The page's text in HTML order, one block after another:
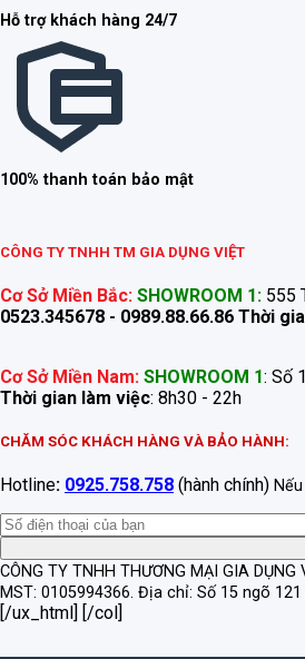
Hỗ trợ khách hàng 24/7
100% thanh toán bảo mật
CÔNG TY TNHH TM GIA DỤNG VIỆT
Cơ Sở Miền Bắc: SHOWROOM 1: 555
0523.345678 - 0989.88.66.86 Thời
Cơ Sở Miền Nam: SHOWROOM 1: Số
Thời gian làm việc: 8h30 - 22h
CHĂM SÓC KHÁCH HÀNG VÀ BẢO HÀNH:
Hotline: 0925.758.758 (hành chính)
CÔNG TY TNHH THƯƠNG MẠI GIA DỤNG
MST: 0105994366. Địa chỉ: Số 15 ngõ 121
[/ux_html] [/col]